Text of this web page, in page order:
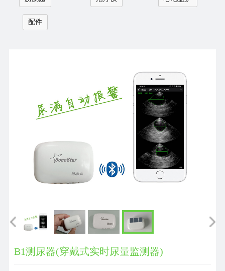
Languages
配件
B1测尿器(穿戴式实时尿量监测器)